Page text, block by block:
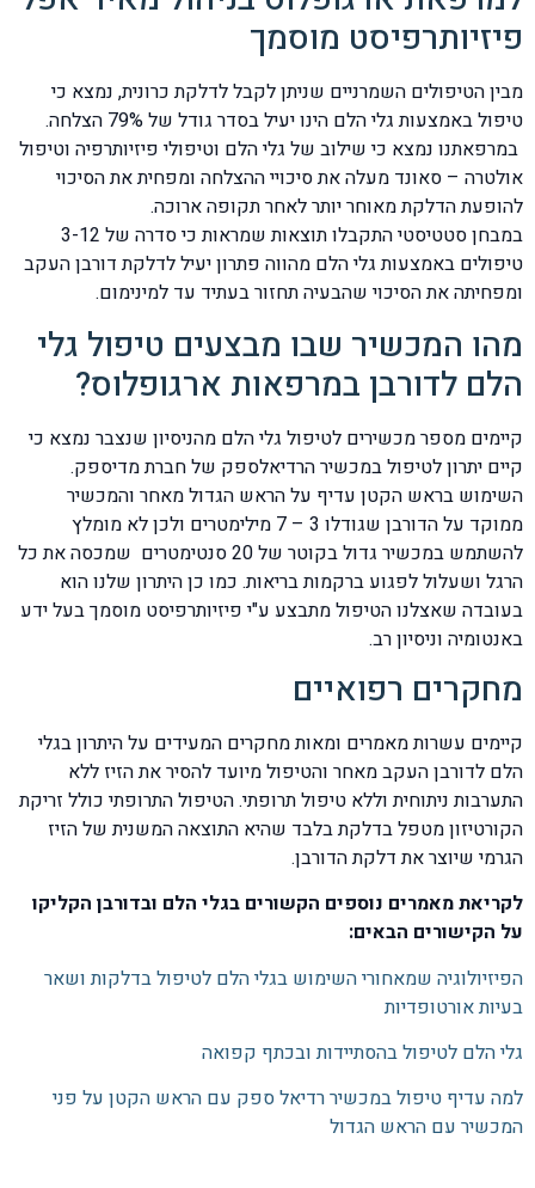
פיזיותרפיסט מוסמך
מבין הטיפולים השמרניים שניתן לקבל לדלקת כרונית, נמצא כי
טיפול באמצעות גלי הלם הינו יעיל בסדר גודל של 79% הצלחה.
במרפאתנו נמצא כי שילוב של גלי הלם וטיפולי פיזיותרפיה וטיפול
אולטרה – סאונד מעלה את סיכויי ההצלחה ומפחית את הסיכוי
להופעת הדלקת מאוחר יותר לאחר תקופה ארוכה.
במבחן סטטיסטי התקבלו תוצאות שמראות כי סדרה של 3-12
טיפולים באמצעות גלי הלם מהווה פתרון יעיל לדלקת דורבן העקב
ומפחיתה את הסיכוי שהבעיה תחזור בעתיד עד למינימום.
מהו המכשיר שבו מבצעים טיפול גלי
הלם לדורבן במרפאות ארגופלוס?
קיימים מספר מכשירים לטיפול גלי הלם מהניסיון שנצבר נמצא כי
קיים יתרון לטיפול במכשיר הרדיאלספק של חברת מדיספק.
השימוש בראש הקטן עדיף על הראש הגדול מאחר והמכשיר
ממוקד על הדורבן שגודלו 3 – 7 מילימטרים ולכן לא מומלץ
להשתמש במכשיר גדול בקוטר של 20 סנטימטרים שמכסה את כל
הרגל ושעלול לפגוע ברקמות בריאות. כמו כן היתרון שלנו הוא
בעובדה שאצלנו הטיפול מתבצע ע"י פיזיותרפיסט מוסמך בעל ידע
באנטומיה וניסיון רב.
מחקרים רפואיים
קיימים עשרות מאמרים ומאות מחקרים המעידים על היתרון בגלי
הלם לדורבן העקב מאחר והטיפול מיועד להסיר את הזיז ללא
התערבות ניתוחית וללא טיפול תרופתי. הטיפול התרופתי כולל זריקת
הקורטיזון מטפל בדלקת בלבד שהיא התוצאה המשנית של הזיז
הגרמי שיוצר את דלקת הדורבן.
לקריאת מאמרים נוספים הקשורים בגלי הלם ובדורבן הקליקו
על הקישורים הבאים:
הפיזיולוגיה שמאחורי השימוש בגלי הלם לטיפול בדלקות ושאר
בעיות אורטופדיות
גלי הלם לטיפול בהסתיידות ובכתף קפואה
למה עדיף טיפול במכשיר רדיאל ספק עם הראש הקטן על פני
המכשיר עם הראש הגדול